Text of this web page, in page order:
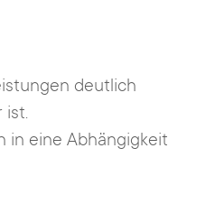
deutlich
ist.
in eine Abhängigkeit